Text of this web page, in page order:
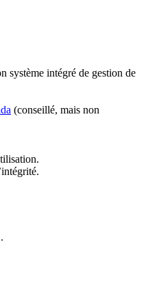
système intégré de gestion de
(conseillé, mais non